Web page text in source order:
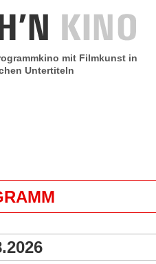
mit Filmkunst in
Untertiteln